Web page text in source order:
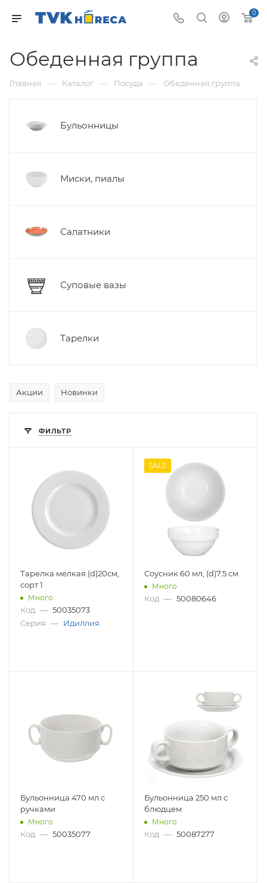
0
Обеденная группа
Главная — Каталог — Посуда — Обеденная группа
Бульонницы
Миски, пиалы
Салатники
Суповые вазы
Тарелки
Акции Новинки
ФИЛЬТР
Тарелка мелкая (d)20см,
сорт 1
Много
Код — 50035073
Серия — Идиллия
SALE
Соусник 60 мл, (d)7.5 см
Много
Код — 50080646
Бульонница 470 мл с
ручками
Много
Код — 50035077
Бульонница 250 мл с
блюдцем
Много
Код — 50087277